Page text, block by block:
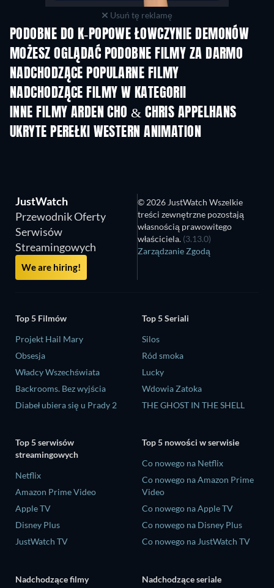
Usuń tę reklamę
PODOBNE DO K-POPOWE ŁOWCZYNIE DEMONÓW
MOŻESZ OGLĄDAĆ PODOBNE FILMY ZA DARMO
NADCHODZĄCE POPULARNE FILMY
NADCHODZĄCE FILMY W KATEGORII
INNE FILMY ARDEN CHO & CHRIS APPELHANS
UKRYTE PEREŁKI WESTERN ANIMATION
TV
JustWatch
Przewodnik Oferty
Serwisów
Streamingowych
We are hiring!
© 2026 JustWatch Wszelkie
treści zewnętrzne pozostają
własnością prawowitego
właściciela. (3.13.0)
Zarządzanie Zgodą
Top 5 Filmów
Projekt Hail Mary
Obsesja
Władcy Wszechświata
Backrooms. Bez wyjścia
Diabeł ubiera się u Prady 2
Top 5 Seriali
Silos
Ród smoka
Lucky
Wdowia Zatoka
THE GHOST IN THE SHELL
Top 5 serwisów
streamingowych
Netflix
Amazon Prime Video
Apple TV
Disney Plus
JustWatch TV
Top 5 nowości w serwisie
Co nowego na Netflix
Co nowego na Amazon Prime
Video
Co nowego na Apple TV
Co nowego na Disney Plus
Co nowego na JustWatch TV
Nadchodzące filmy Nadchodzące seriale